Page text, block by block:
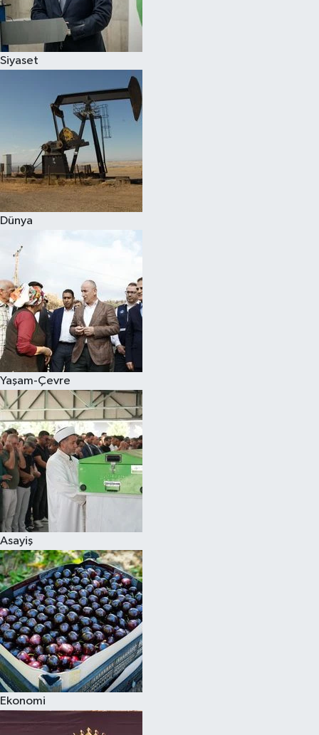
Siyaset
Dünya
Yaşam-Çevre
Asayiş
Ekonomi
Spor
Çocuk
Eğitim
Hava Durumu
Kadın
Kültür Sanat
Sağlık
Siyaset
Teknoloji
Televizyon
Yaşam-Çevre